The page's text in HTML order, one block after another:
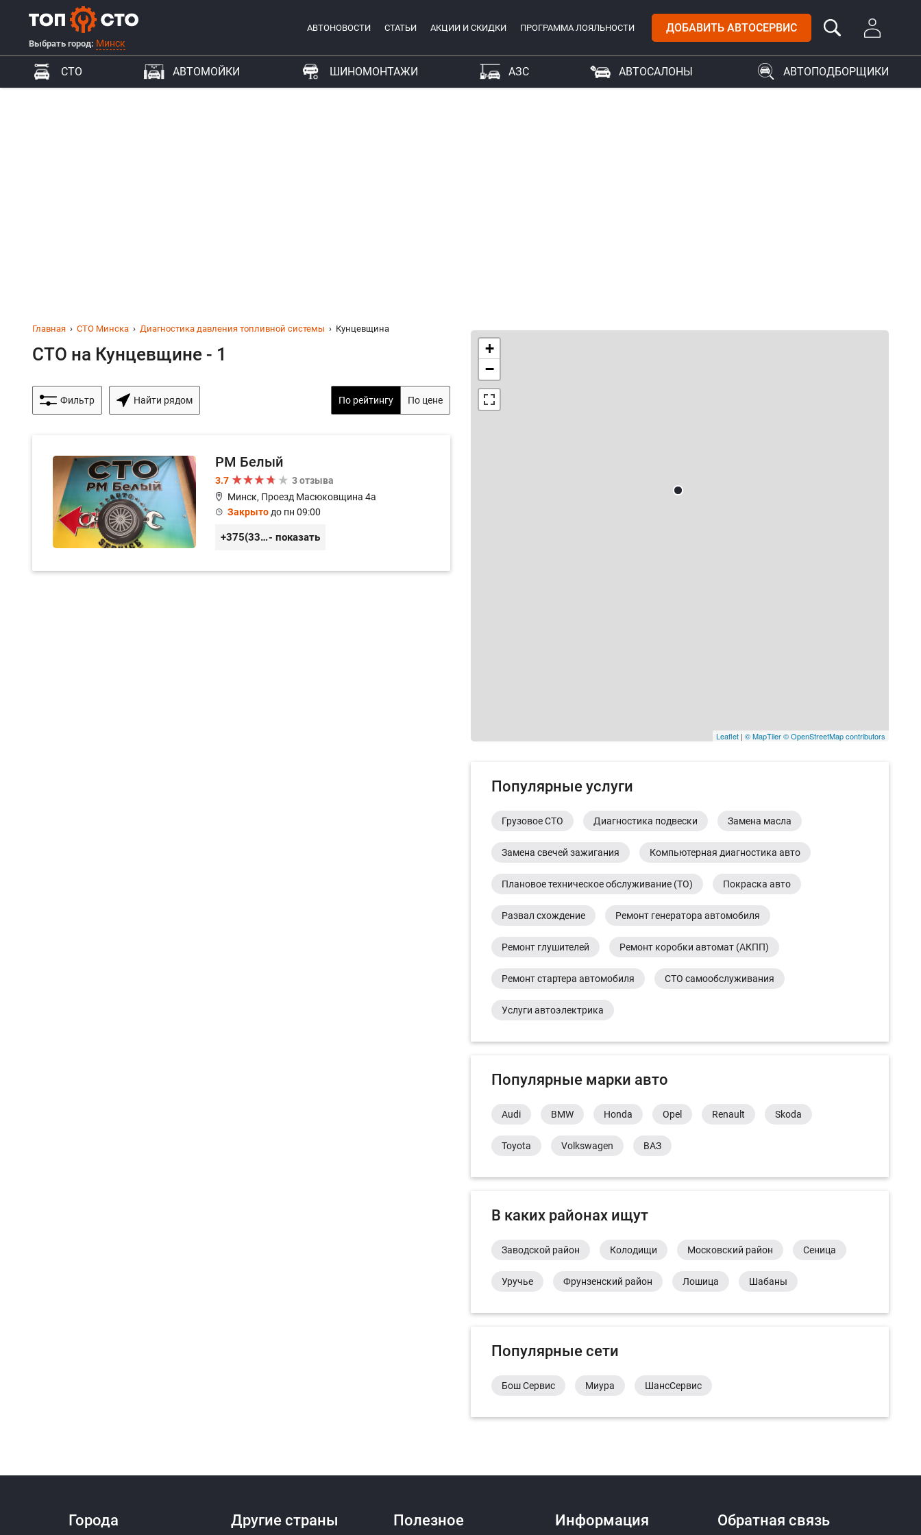
Выбрать город: Минск
АВТОНОВОСТИ СТАТЬИ АКЦИИ И СКИДКИ ПРОГРАММА ЛОЯЛЬНОСТИ ДОБАВИТЬ АВТОСЕРВИС
СТО АВТОМОЙКИ ШИНОМОНТАЖИ АЗС АВТОСАЛОНЫ АВТОПОДБОРЩИКИ
Главная СТО Минска Диагностика давления топливной системы Кунцевщина
СТО на Кунцевщине - 1
Фильтр Найти рядом По рейтингу По цене
РМ Белый
3.7
3 отзыва
Минск, Проезд Масюковщина 4а
Закрытодо пн 09:00
+375(33)3-300-200- показать
+
−
Leaflet | © MapTiler© OpenStreetMap contributors
Популярные услуги
Грузовое СТО Диагностика подвески Замена масла
Замена свечей зажигания Компьютерная диагностика авто
Плановое техническое обслуживание (ТО) Покраска авто
Развал схождение Ремонт генератора автомобиля
Ремонт глушителей Ремонт коробки автомат (АКПП)
Ремонт стартера автомобиля СТО самообслуживания
Услуги автоэлектрика
Популярные марки авто
Audi BMW Honda Opel Renault Skoda
Toyota Volkswagen ВАЗ
В каких районах ищут
Заводской район Колодищи Московский район Сеница
Уручье Фрунзенский район Лошица Шабаны
Популярные сети
Бош Сервис Миура ШансСервис
Города Другие страны Полезное Информация Обратная связь